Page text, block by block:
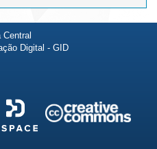
Central
Digital - GID